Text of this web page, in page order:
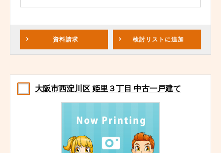
資料請求 検討リスト に追加
大阪市西淀川区 姫里３丁目 中古一戸建て